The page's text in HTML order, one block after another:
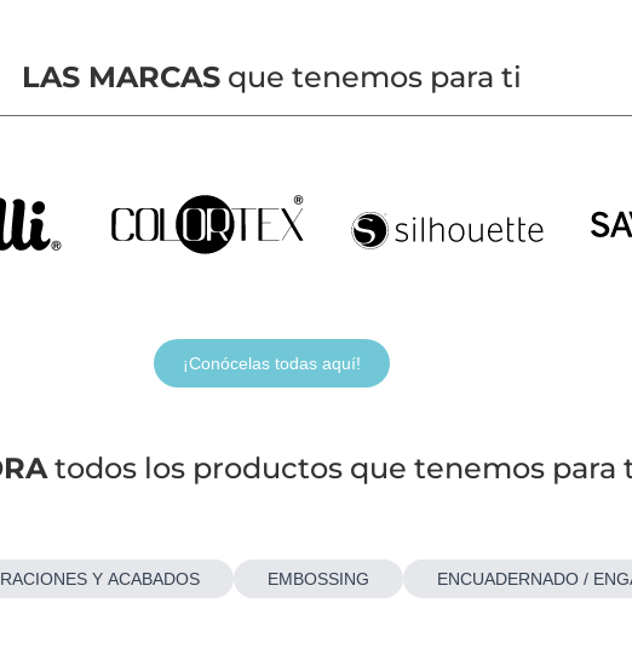
LAS MARCASque tenemos para ti
¡Conócelas todas aquí!
todos los productos que tenemos para
Y ACABADOS EMBOSSING ENCUADERNADO /